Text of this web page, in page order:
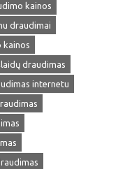
kainos
draudimai
kainos
draudimas
internetu